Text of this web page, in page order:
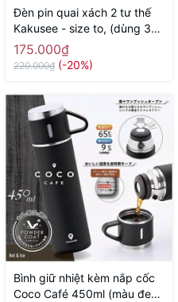
Đèn pin quai xách 2 tư thế
Kakusee - size to, (dùng 3
pin tiểu AA) - Hàng Nhật nội
địa
175.000₫
220.000₫ (-20%)
Bình giữ nhiệt kèm nắp cốc
Coco Café 450ml (màu đen)